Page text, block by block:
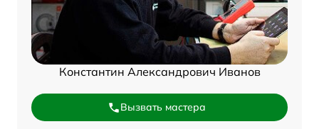
Константин Александрович Иванов
Вызвать мастера